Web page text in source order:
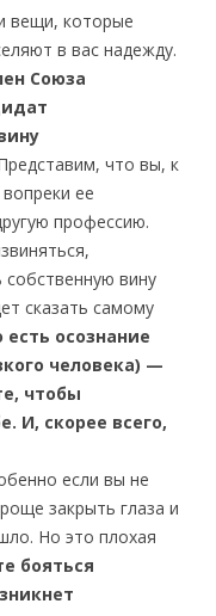
вещи, которые
в вас надежду.
Союза
что вы, к
ее
профессию.
вину
сказать самому
есть осознание
человека) —
чтобы
И, скорее всего,
если вы не
закрыть глаза и
Но это плохая
бояться